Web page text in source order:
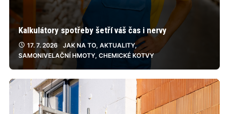
Kalkulátory spotřeby šetří váš čas i nervy
17. 7. 2026 JAK NA TO, AKTUALITY,
SAMONIVELAČNÍ HMOTY, CHEMICKÉ KOTVY